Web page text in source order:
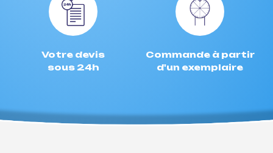
Votre devis
sous 24h
Commande à partir
d'un exemplaire